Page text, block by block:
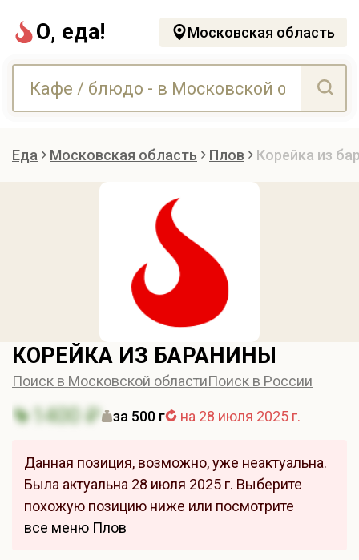
О, еда! Московская область
Еда Московская область Плов Корейка из
КОРЕЙКА ИЗ БАРАНИНЫ
Поиск в Московской областиПоиск в России
1400 ₽ за 500 г на 28 июля 2025 г.
Данная позиция, возможно, уже неактуальна.
Была актуальна 28 июля 2025 г. Выберите
похожую позицию ниже или посмотрите
все меню Плов